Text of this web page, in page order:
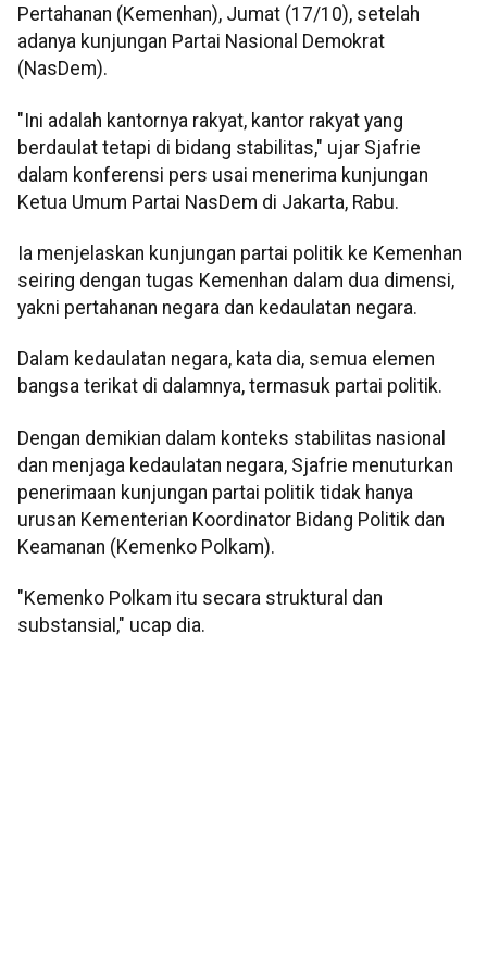
Pertahanan (Kemenhan), Jumat (17/10), setelah
adanya kunjungan Partai Nasional Demokrat
(NasDem).
"Ini adalah kantornya rakyat, kantor rakyat yang
berdaulat tetapi di bidang stabilitas," ujar Sjafrie
dalam konferensi pers usai menerima kunjungan
Ketua Umum Partai NasDem di Jakarta, Rabu.
Ia menjelaskan kunjungan partai politik ke Kemenhan
seiring dengan tugas Kemenhan dalam dua dimensi,
yakni pertahanan negara dan kedaulatan negara.
Dalam kedaulatan negara, kata dia, semua elemen
bangsa terikat di dalamnya, termasuk partai politik.
Dengan demikian dalam konteks stabilitas nasional
dan menjaga kedaulatan negara, Sjafrie menuturkan
penerimaan kunjungan partai politik tidak hanya
urusan Kementerian Koordinator Bidang Politik dan
Keamanan (Kemenko Polkam).
"Kemenko Polkam itu secara struktural dan
substansial," ucap dia.